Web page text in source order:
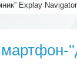
Explay